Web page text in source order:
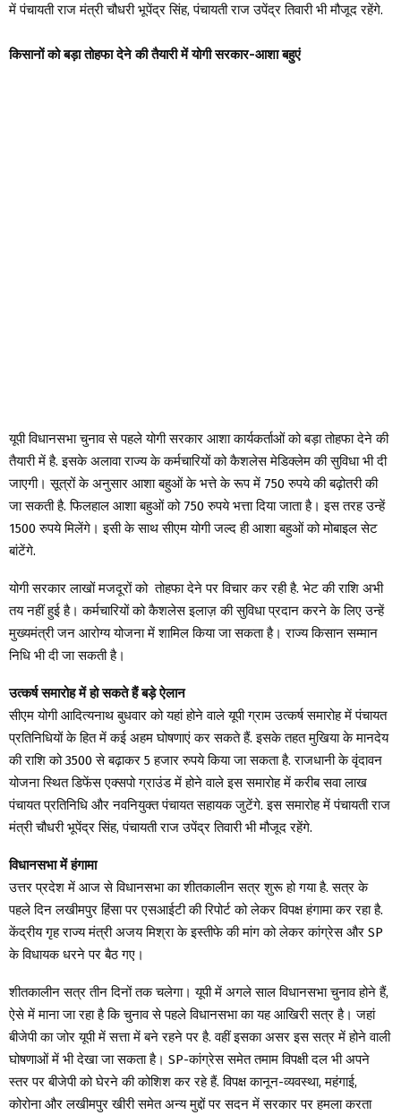
में पंचायती राज मंत्री चौधरी भूपेंद्र सिंह, पंचायती राज उपेंद्र तिवारी भी मौजूद रहेंगे.
किसानों को बड़ा तोहफा देने की तैयारी में योगी सरकार-आशा बहुएं
यूपी विधानसभा चुनाव से पहले योगी सरकार आशा कार्यकर्ताओं को बड़ा तोहफा देने की
तैयारी में है. इसके अलावा राज्य के कर्मचारियों को कैशलेस मेडिक्लेम की सुविधा भी दी
जाएगी। सूत्रों के अनुसार आशा बहुओं के भत्ते के रूप में 750 रुपये की बढ़ोतरी की
जा सकती है. फिलहाल आशा बहुओं को 750 रुपये भत्ता दिया जाता है। इस तरह उन्हें
1500 रुपये मिलेंगे। इसी के साथ सीएम योगी जल्द ही आशा बहुओं को मोबाइल सेट
बांटेंगे.
योगी सरकार लाखों मजदूरों को तोहफा देने पर विचार कर रही है. भेट की राशि अभी
तय नहीं हुई है। कर्मचारियों को कैशलेस इलाज़ की सुविधा प्रदान करने के लिए उन्हें
मुख्यमंत्री जन आरोग्य योजना में शामिल किया जा सकता है। राज्य किसान सम्मान
निधि भी दी जा सकती है।
उत्कर्ष समारोह में हो सकते हैं बड़े ऐलान
सीएम योगी आदित्यनाथ बुधवार को यहां होने वाले यूपी ग्राम उत्कर्ष समारोह में पंचायत
प्रतिनिधियों के हित में कई अहम घोषणाएं कर सकते हैं. इसके तहत मुखिया के मानदेय
की राशि को 3500 से बढ़ाकर 5 हजार रुपये किया जा सकता है. राजधानी के वृंदावन
योजना स्थित डिफेंस एक्सपो ग्राउंड में होने वाले इस समारोह में करीब सवा लाख
पंचायत प्रतिनिधि और नवनियुक्त पंचायत सहायक जुटेंगे. इस समारोह में पंचायती राज
मंत्री चौधरी भूपेंद्र सिंह, पंचायती राज उपेंद्र तिवारी भी मौजूद रहेंगे.
विधानसभा में हंगामा
उत्तर प्रदेश में आज से विधानसभा का शीतकालीन सत्र शुरू हो गया है. सत्र के
पहले दिन लखीमपुर हिंसा पर एसआईटी की रिपोर्ट को लेकर विपक्ष हंगामा कर रहा है.
केंद्रीय गृह राज्य मंत्री अजय मिश्रा के इस्तीफे की मांग को लेकर कांग्रेस और SP
के विधायक धरने पर बैठ गए।
शीतकालीन सत्र तीन दिनों तक चलेगा। यूपी में अगले साल विधानसभा चुनाव होने हैं,
ऐसे में माना जा रहा है कि चुनाव से पहले विधानसभा का यह आखिरी सत्र है। जहां
बीजेपी का जोर यूपी में सत्ता में बने रहने पर है. वहीं इसका असर इस सत्र में होने वाली
घोषणाओं में भी देखा जा सकता है। SP-कांग्रेस समेत तमाम विपक्षी दल भी अपने
स्तर पर बीजेपी को घेरने की कोशिश कर रहे हैं. विपक्ष कानून-व्यवस्था, महंगाई,
कोरोना और लखीमपुर खीरी समेत अन्य मुद्दों पर सदन में सरकार पर हमला करता